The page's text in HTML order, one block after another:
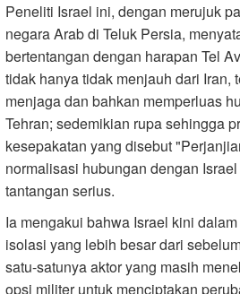
Peneliti Israel ini, dengan merujuk
negara Arab di Teluk Persia,
bertentangan dengan harapan Tel
tidak hanya tidak menjauh dari Iran,
menjaga dan bahkan memperluas
Tehran; sedemikian rupa sehingga
kesepakatan yang disebut
normalisasi hubungan dengan
tantangan serius.
Ia mengakui bahwa Israel kini
isolasi yang lebih besar dari
satu-satunya aktor yang masih
opsi militer untuk menciptakan